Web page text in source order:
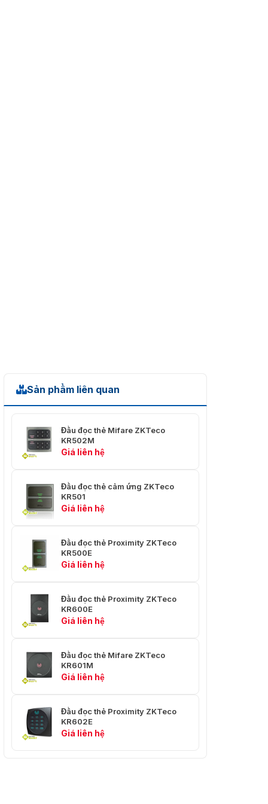
Sản phẩm liên quan
Đầu đọc thẻ Mifare ZKTeco
KR502M
Giá liên hệ
Đầu đọc thẻ cảm ứng ZKTeco
KR501
Giá liên hệ
Đầu đọc thẻ Proximity ZKTeco
KR500E
Giá liên hệ
Đầu đọc thẻ Proximity ZKTeco
KR600E
Giá liên hệ
Đầu đọc thẻ Mifare ZKTeco
KR601M
Giá liên hệ
Đầu đọc thẻ Proximity ZKTeco
KR602E
Giá liên hệ